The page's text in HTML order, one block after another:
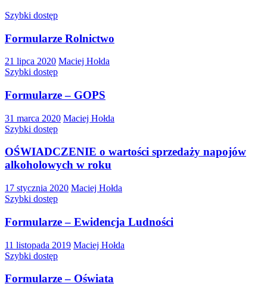
Szybki dostęp
Formularze Rolnictwo
21 lipca 2020 Maciej Hołda
Szybki dostęp
Formularze – GOPS
31 marca 2020 Maciej Hołda
Szybki dostęp
OŚWIADCZENIE o wartości sprzedaży napojów
alkoholowych w roku
17 stycznia 2020 Maciej Hołda
Szybki dostęp
Formularze – Ewidencja Ludności
11 listopada 2019 Maciej Hołda
Szybki dostęp
Formularze – Oświata